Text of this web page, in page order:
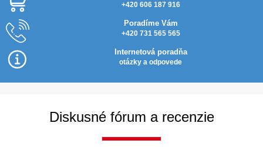
+420 606 187 916
Poradíme Vám
+420 731 565 565
Internetová poradňa
otázky a odpovede
Diskusné fórum a recenzie
Profi vrták Ø 14 mm
dĺžka 300 mm
(pracovná dĺžka 250
mm)
€15,50